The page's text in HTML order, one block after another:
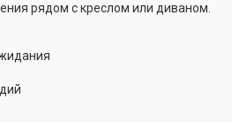
рядом с креслом или диваном.